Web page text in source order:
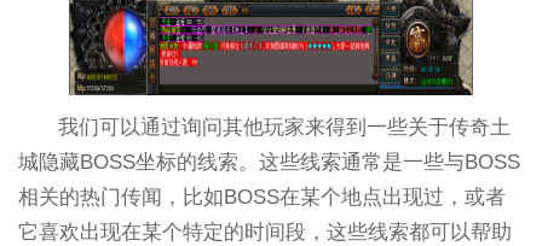
我们可以通过询问其他玩家来得到一些关于传奇土
城隐藏BOSS坐标的线索。这些线索通常是一些与BOSS
相关的热门传闻，比如BOSS在某个地点出现过，或者
它喜欢出现在某个特定的时间段，这些线索都可以帮助